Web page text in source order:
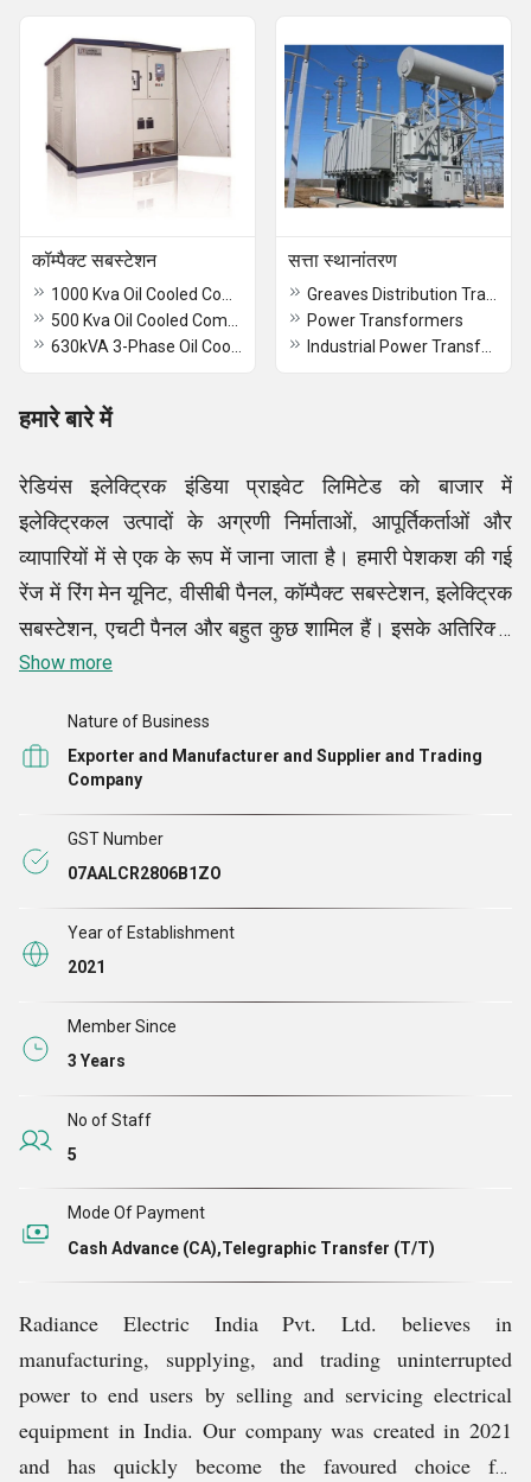
कॉम्पैक्ट सबस्टेशन सत्ता स्थानांतरण
Power Transformers
हमारे बारे में
रेडियंस इलेक्ट्रिक इंडिया प्राइवेट लिमिटेड को बाजार में
इलेक्ट्रिकल उत्पादों के अग्रणी निर्माताओं, आपूर्तिकर्ताओं और
व्यापारियों में से एक के रूप में जाना जाता है। हमारी पेशकश की गई
रेंज में रिंग मेन यूनिट, वीसीबी पैनल, कॉम्पैक्ट सबस्टेशन, इलेक्ट्रिक
सबस्टेशन, एचटी पैनल और बहुत कुछ शामिल हैं। इसके अतिरिक्त,
ट्रांसफॉर्मर रिपेयर एंड मेंटेनेंस सर्विसेज उन कुछ सेवाओं में से एक है
की संतुष्टि के उच्चतम स्तर को प्राप्त करने के लिए समर्पित हैं जो
उन्होंने हमसे खरीदे हैं।
Show more
Nature of Business
Exporter and Manufacturer and Supplier and Trading
Company
GST Number
07AALCR2806B1ZO
Year of Establishment
2021
Member Since
3 Years
No of Staff
5
Mode Of Payment
Cash Advance (CA),Telegraphic Transfer (T/T)
Radiance Electric India Pvt. Ltd. believes in
manufacturing, supplying, and trading uninterrupted
power to end users by selling and servicing electrical
equipment in India. Our company was created in 2021
and has quickly become the favoured choice for